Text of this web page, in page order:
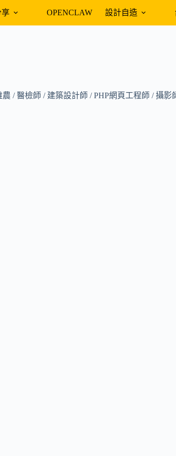
享 OPENCLAW 設計自造
/ 醫檢師 / 建築設計師 / PHP網頁工程師 / 攝